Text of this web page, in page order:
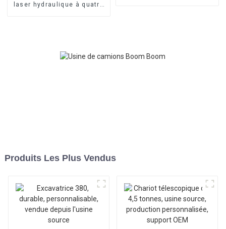
laser hydraulique à quatre
Produits Les Plus Vendus